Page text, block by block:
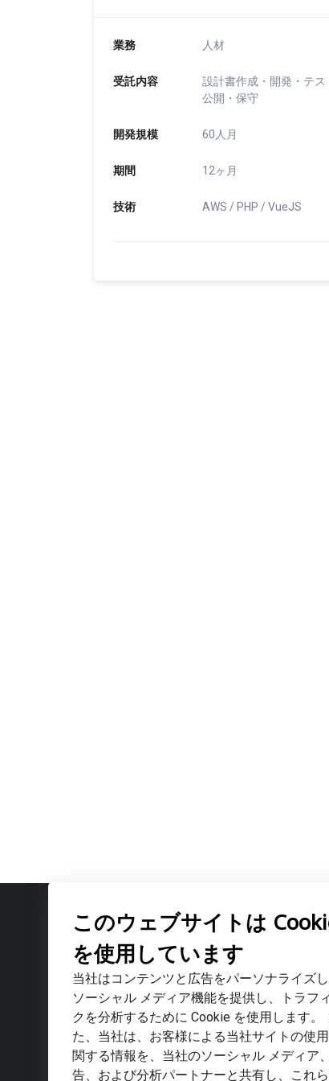
業務 人材
受託内容
設計書作成・開発・テス
公開・保守
開発規模 60人月
期間 12ヶ月
技術 AWS / PHP / VueJS
コードラックテクノロジー株式会社（ベトナム）
・本社：6F, CMAT Building, No.9/4 Duy Tan Street,
・ダナン事業所：No.15 Hoa Lu, Son Tra Ward, Da
・メール： info@codluck.com
コードラックテクノロジー株式会社（ドバイ）
このウェブサイトは
を使用しています
当社はコンテンツと広告をパーソナライズし
ソーシャル メディア機能を提供し、トラフ
クを分析するために Cookie を使用します。
た、当社は、お客様による当社サイトの使
関する情報を、当社のソーシャル メディア
告、および分析パートナーと共有し、これ